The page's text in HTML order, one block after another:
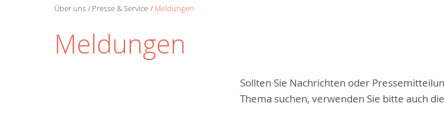
Über uns Presse & Service Meldungen
Meldungen
Sollten Sie Nachrichten oder
Thema suchen, verwenden Sie bitte auch die